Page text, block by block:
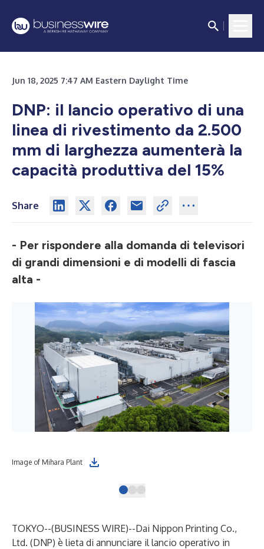
Jun 18, 2025 7:47 AM Eastern Daylight Time
DNP: il lancio operativo di una
linea di rivestimento da 2.500
mm di larghezza aumenterà la
capacità produttiva del 15%
Share
- Per rispondere alla domanda di televisori
di grandi dimensioni e di modelli di fascia
alta -
Image of Mihara Plant
TOKYO--(BUSINESS WIRE)--Dai Nippon Printing Co.,
Ltd. (DNP) è lieta di annunciare il lancio operativo in